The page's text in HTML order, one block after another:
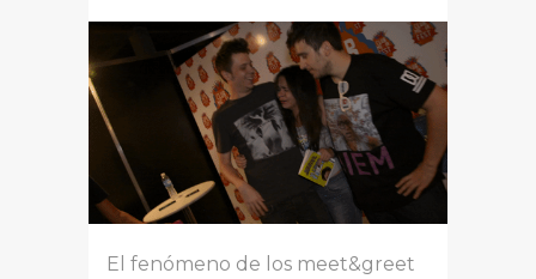
El fenómeno de los meet&greet